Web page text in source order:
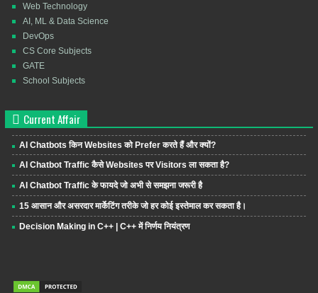
Web Technology
AI, ML & Data Science
DevOps
CS Core Subjects
GATE
School Subjects
Current Affair
AI Chatbots किन Websites को Prefer करते हैं और क्यों?
AI Chatbot Traffic कैसे Websites पर Visitors ला सकता है?
AI Chatbot Traffic के फायदे जो अभी से समझना जरूरी है
15 आसान और असरदार मार्केटिंग तरीके जो हर कोई इस्तेमाल कर सकता है।
Decision Making in C++ | C++ में निर्णय नियंत्रण